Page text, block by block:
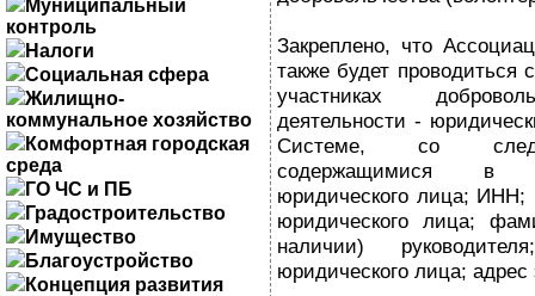
Муниципальный
контроль
Налоги
Социальная сфера
Жилищно-
коммунальное хозяйство
Комфортная городская
среда
ГО ЧС и ПБ
Градостроительство
Имущество
Благоустройство
Концепция развития
Закреплено, что
также будет проводиться
участниках
деятельности -
Системе, со
содержащимися в
юридического лица; ИНН;
юридического лица;
наличии)
юридического лица; адрес